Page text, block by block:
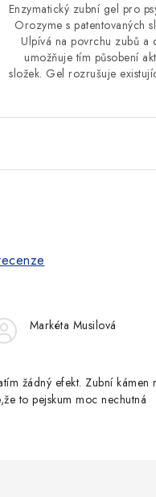
Enzymatický zubní gel pro
Orozyme s patentovaných
Ulpívá na povrchu zubů a
umožňuje tím působení
složek. Gel rozrušuje
Markéta Musilová
žádný efekt. Zubní kámen
to pejskum moc nechutná